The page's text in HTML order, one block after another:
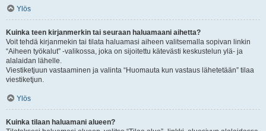
Ylös
Kuinka teen kirjanmerkin tai seuraan haluamaani aihetta?
Voit tehdä kirjanmekin tai tilata haluamasi aiheen valitsemalla sopivan linkin
“Aiheen työkalut” -valikossa, joka on sijoitettu kätevästi keskustelun ylä- ja
alalaidan lähelle.
Viestiketjuun vastaaminen ja valinta “Huomauta kun vastaus lähetetään” tilaa
viestiketjun.
Ylös
Kuinka tilaan haluamani alueen?